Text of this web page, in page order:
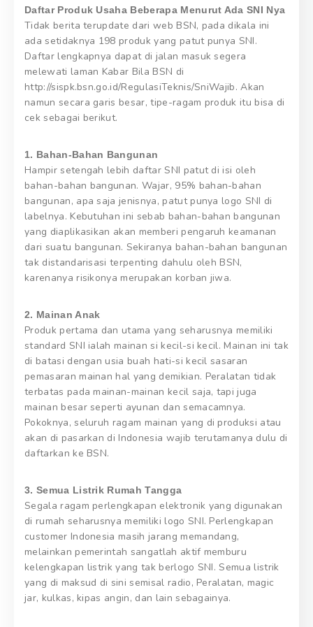
Daftar Produk Usaha Beberapa Menurut Ada SNI Nya
Tidak berita terupdate dari web BSN, pada dikala ini
ada setidaknya 198 produk yang patut punya SNI.
Daftar lengkapnya dapat di jalan masuk segera
melewati laman Kabar Bila BSN di
http://sispk.bsn.go.id/RegulasiTeknis/SniWajib. Akan
namun secara garis besar, tipe-ragam produk itu bisa di
cek sebagai berikut.
1. Bahan-Bahan Bangunan
Hampir setengah lebih daftar SNI patut di isi oleh
bahan-bahan bangunan. Wajar, 95% bahan-bahan
bangunan, apa saja jenisnya, patut punya logo SNI di
labelnya. Kebutuhan ini sebab bahan-bahan bangunan
yang diaplikasikan akan memberi pengaruh keamanan
dari suatu bangunan. Sekiranya bahan-bahan bangunan
tak distandarisasi terpenting dahulu oleh BSN,
karenanya risikonya merupakan korban jiwa.
2. Mainan Anak
Produk pertama dan utama yang seharusnya memiliki
standard SNI ialah mainan si kecil-si kecil. Mainan ini tak
di batasi dengan usia buah hati-si kecil sasaran
pemasaran mainan hal yang demikian. Peralatan tidak
terbatas pada mainan-mainan kecil saja, tapi juga
mainan besar seperti ayunan dan semacamnya.
Pokoknya, seluruh ragam mainan yang di produksi atau
akan di pasarkan di Indonesia wajib terutamanya dulu di
daftarkan ke BSN.
3. Semua Listrik Rumah Tangga
Segala ragam perlengkapan elektronik yang digunakan
di rumah seharusnya memiliki logo SNI. Perlengkapan
customer Indonesia masih jarang memandang,
melainkan pemerintah sangatlah aktif memburu
kelengkapan listrik yang tak berlogo SNI. Semua listrik
yang di maksud di sini semisal radio, Peralatan, magic
jar, kulkas, kipas angin, dan lain sebagainya.